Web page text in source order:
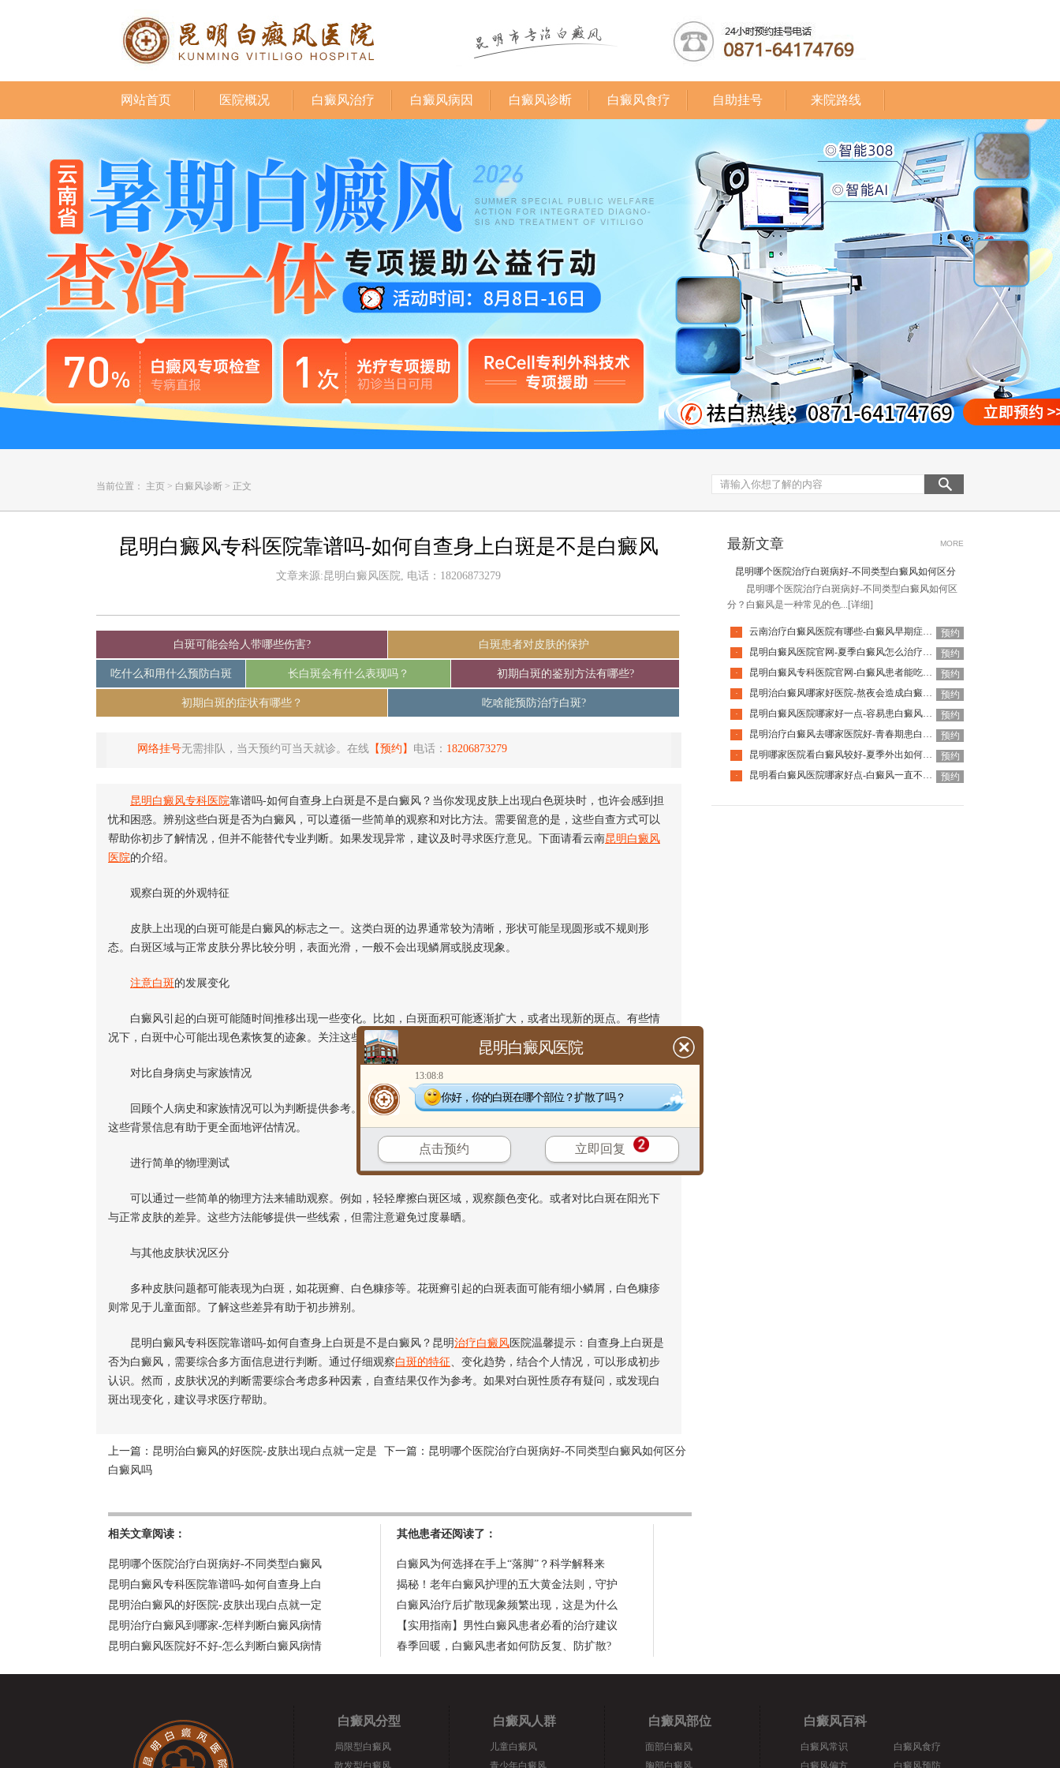
网站首页 医院概况 白癜风治疗 白癜风病因 白癜风诊断 白癜风食疗 自助挂号 来院路线
当前位置： 主页 > 白癜风诊断 > 正文
昆明白癜风专科医院靠谱吗-如何自查身上白斑是不是白癜风
文章来源:昆明白癜风医院, 电话：18206873279
白斑可能会给人带哪些伤害? 白斑患者对皮肤的保护
吃什么和用什么预防白斑 长白斑会有什么表现吗？ 初期白斑的鉴别方法有哪些?
初期白斑的症状有哪些？ 吃啥能预防治疗白斑?
网络挂号无需排队，当天预约可当天就诊。在线 【预约】 电话： 18206873279
昆明白癜风专科医院靠谱吗-如何自查身上白斑是不是白癜风？当你发现皮肤上出现白色斑块时，也许会感到担
忧和困惑。辨别这些白斑是否为白癜风，可以遵循一些简单的观察和对比方法。需要留意的是，这些自查方式可以
帮助你初步了解情况，但并不能替代专业判断。如果发现异常，建议及时寻求医疗意见。下面请看云南昆明白癜风
医院的介绍。
观察白斑的外观特征
皮肤上出现的白斑可能是白癜风的标志之一。这类白斑的边界通常较为清晰，形状可能呈现圆形或不规则形
态。白斑区域与正常皮肤分界比较分明，表面光滑，一般不会出现鳞屑或脱皮现象。
注意白斑的发展变化
白癜风引起的白斑可能随时间推移出现一些变化。比如，白斑面积可能逐渐扩大，或者出现新的斑点。有些情
况下，白斑中心可能出现色素恢复的迹象。关注这些变化有助于了解白斑的性质。
对比自身病史与家族情况
回顾个人病史和家族情况可以为判断提供参考。白癜风有时与自身免疫状况有关，也可能在家族中出现。了解
这些背景信息有助于更全面地评估情况。
进行简单的物理测试
可以通过一些简单的物理方法来辅助观察。例如，轻轻摩擦白斑区域，观察颜色变化。或者对比白斑在阳光下
与正常皮肤的差异。这些方法能够提供一些线索，但需注意避免过度暴晒。
与其他皮肤状况区分
多种皮肤问题都可能表现为白斑，如花斑癣、白色糠疹等。花斑癣引起的白斑表面可能有细小鳞屑，白色糠疹
则常见于儿童面部。了解这些差异有助于初步辨别。
昆明白癜风专科医院靠谱吗-如何自查身上白斑是不是白癜风？昆明治疗白癜风 医院温馨提示：自查身上白斑是
否为白癜风，需要综合多方面信息进行判断。通过仔细观察白斑的特征、变化趋势，结合个人情况，可以形成初步
认识。然而，皮肤状况的判断需要综合考虑多种因素，自查结果仅作为参考。如果对白斑性质存有疑问，或发现白
斑出现变化，建议寻求医疗帮助。
上一篇： 昆明治白癜风的好医院-皮肤出现白点就一定是
白癜风吗
下一篇： 昆明哪个医院治疗白斑病好-不同类型白癜风如何区分
相关文章阅读：
昆明哪个医院治疗白斑病好-不同类型白癜风
昆明白癜风专科医院靠谱吗-如何自查身上白
昆明治白癜风的好医院-皮肤出现白点就一定
昆明治疗白癜风到哪家-怎样判断白癜风病情
昆明白癜风医院好不好-怎么判断白癜风病情
其他患者还阅读了：
白癜风为何选择在手上“落脚”？科学解释来
揭秘！老年白癜风护理的五大黄金法则，守护
白癜风治疗后扩散现象频繁出现，这是为什么
【实用指南】男性白癜风患者必看的治疗建议
春季回暖，白癜风患者如何防反复、防扩散?
最新文章 MORE
昆明哪个医院治疗白斑病好-不同类型白癜风如何区分
昆明哪个医院治疗白斑病好-不同类型白癜风如何区
分？白癜风是一种常见的色... [详细]
· 云南治疗白癜风医院有哪些-白癜风早期症状怎么辨别
预约
·
昆明白癜风医院官网-夏季白癜风怎么治疗效果更好
预约
·
昆明白癜风专科医院官网-白癜风患者能吃火锅吗
预约
·
昆明治白癜风哪家好医院-熬夜会造成白癜风复发吗
预约
·
昆明白癜风医院哪家好一点-容易患白癜风的人群是哪些
预约
·
昆明治疗白癜风去哪家医院好-青春期患白癜风有怎样的影响呢
预约
·
昆明哪家医院看白癜风较好-夏季外出如何预防白癜风加重呢
预约
·
昆明看白癜风医院哪家好点-白癜风一直不管会引发并发症吗 预约
白癜风分型
局限型白癜风
散发型白癜风
白癜风人群
儿童白癜风
青少年白癜风
白癜风部位
面部白癜风
胸部白癜风
白癜风百科
白癜风常识
白癜风偏方
白癜风食疗
白癜风预防
昆明白癜风医院
13:08:8
你好，你的白斑在哪个部位？扩散了吗？
点击预约 立即回复